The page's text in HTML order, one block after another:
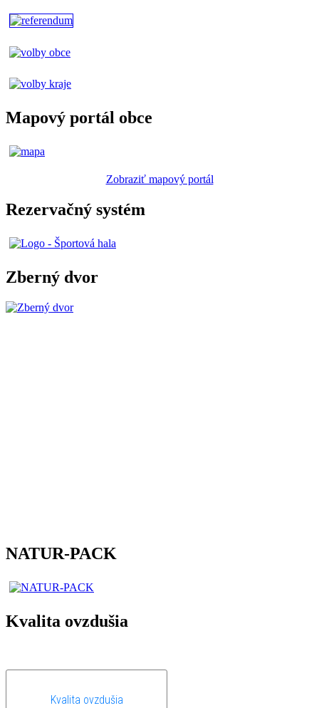
Mapový portál obce
Zobraziť mapový portál
Rezervačný systém
Zberný dvor
NATUR-PACK
Kvalita ovzdušia
Kvalita ovzdušia